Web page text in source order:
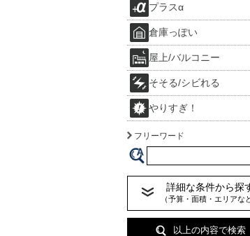
プラスα
倉庫っぽい
屋上/バルコニー
そそる/シビれる
やりすぎ！
フリーワード
詳細な条件から探
（予算・面積・エリアな
以上の内容で検索